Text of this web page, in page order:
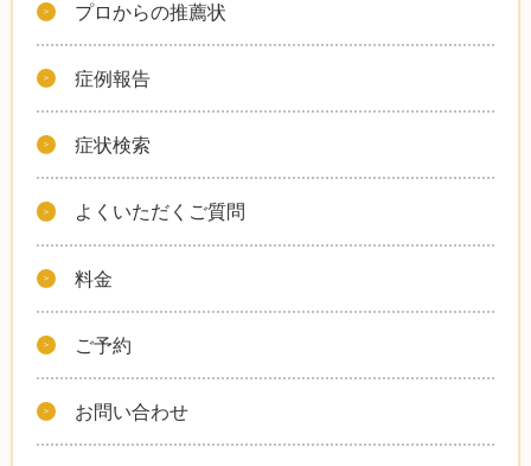
プロからの推薦状
症例報告
症状検索
よくいただくご質問
料金
ご予約
お問い合わせ